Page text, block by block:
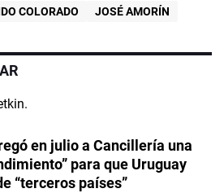
COLORADO JOSÉ AMORÍN
en julio a Cancillería una
para que Uruguay
“terceros países”